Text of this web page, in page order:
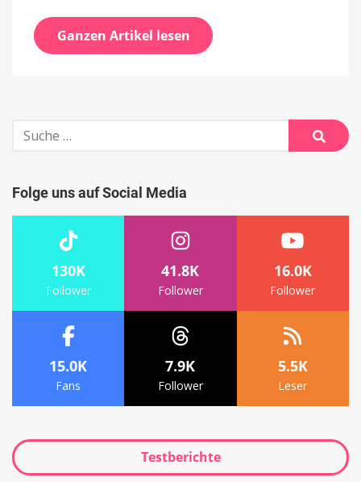
Ganzen Artikel lesen
Suche
nach:
Suche
Folge uns auf Social Media
130K
Follower
41.8K
Follower
16.0K
Follower
15.0K
Fans
7.9K
Follower
5.5K
Leser
Testberichte